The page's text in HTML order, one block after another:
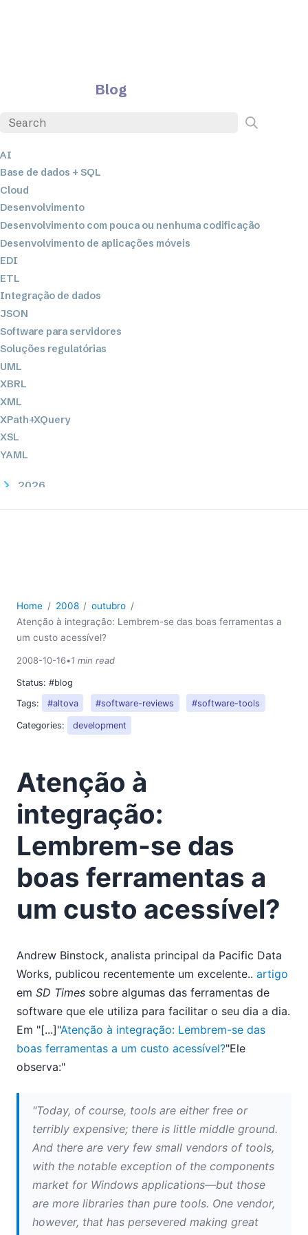
Blog
AI
Base de dados + SQL
Cloud
Desenvolvimento
Desenvolvimento com pouca ou nenhuma codificação
Desenvolvimento de aplicações móveis
EDI
ETL
Integração de dados
JSON
Software para servidores
Soluções regulatórias
UML
XBRL
XML
XPath+XQuery
XSL
YAML
2026
2019
2018
2017
2016
2015
2014
2013
2012
2009
2008
03
04
05
06
07
08
A Altova vai estar presente na conferência Microsoft
PDC na próxima semana
Atenção à integração: Lembrem-se das boas
ferramentas a um custo acessível?
Resumo do Oracle OpenWorld 2008
11
12
Home 2008
outubro
Atenção à integração: Lembrem-se das boas ferramentas a
um custo acessível?
2008-10-16•1 min read
Status: #blog
Tags:
#altova #software-reviews #software-tools
Categories: development
Atenção à
integração:
Lembrem-se das
boas ferramentas a
um custo acessível?
Andrew Binstock, analista principal da Pacific Data
Works, publicou recentemente um excelente.. artigo
em SD Times sobre algumas das ferramentas de
software que ele utiliza para facilitar o seu dia a dia.
Em "[...]"Atenção à integração: Lembrem-se das
boas ferramentas a um custo acessível?"Ele
observa:"
"Today, of course, tools are either free or
terribly expensive; there is little middle ground.
And there are very few small vendors of tools,
with the notable exception of the components
market for Windows applications—but those
are more libraries than pure tools. One vendor,
however, that has persevered making great